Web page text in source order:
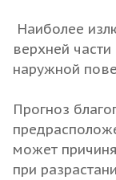
Наиболее
верхней
наружной
Прогноз
может
при